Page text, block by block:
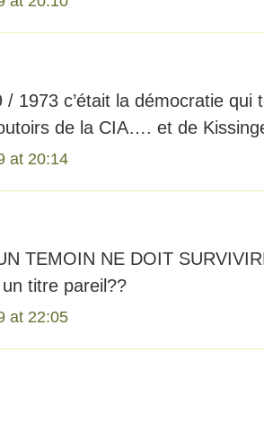
1973 c’était la démocratie qui
de la CIA…. et de
at 20:14
TEMOIN NE DOIT
titre pareil??
at 22:05